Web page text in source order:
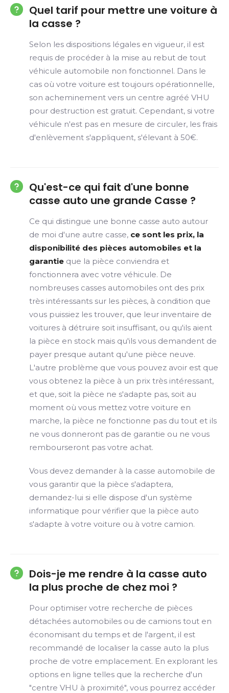
Quel tarif pour mettre une voiture à
la casse ?
Selon les dispositions légales en vigueur, il est
requis de procéder à la mise au rebut de tout
véhicule automobile non fonctionnel. Dans le
cas où votre voiture est toujours opérationnelle,
son acheminement vers un centre agréé VHU
pour destruction est gratuit. Cependant, si votre
véhicule n'est pas en mesure de circuler, les frais
d'enlèvement s'appliquent, s'élevant à 50€.
Qu'est-ce qui fait d'une bonne
casse auto une grande Casse ?
Ce qui distingue une bonne casse auto autour
de moi d'une autre casse, ce sont les prix, la
disponibilité des pièces automobiles et la
garantie que la pièce conviendra et
fonctionnera avec votre véhicule. De
nombreuses casses automobiles ont des prix
très intéressants sur les pièces, à condition que
vous puissiez les trouver, que leur inventaire de
voitures à détruire soit insuffisant, ou qu'ils aient
la pièce en stock mais qu'ils vous demandent de
payer presque autant qu'une pièce neuve.
L'autre problème que vous pouvez avoir est que
vous obtenez la pièce à un prix très intéressant,
et que, soit la pièce ne s'adapte pas, soit au
moment où vous mettez votre voiture en
marche, la pièce ne fonctionne pas du tout et ils
ne vous donneront pas de garantie ou ne vous
rembourseront pas votre achat.
Vous devez demander à la casse automobile de
vous garantir que la pièce s'adaptera,
demandez-lui si elle dispose d'un système
informatique pour vérifier que la pièce auto
s'adapte à votre voiture ou à votre camion.
Dois-je me rendre à la casse auto
la plus proche de chez moi ?
Pour optimiser votre recherche de pièces
détachées automobiles ou de camions tout en
économisant du temps et de l'argent, il est
recommandé de localiser la casse auto la plus
proche de votre emplacement. En explorant les
options en ligne telles que la recherche d'un
"centre VHU à proximité", vous pourrez accéder